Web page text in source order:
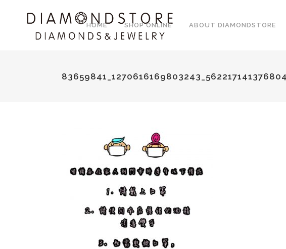
HOME SHOP ONLINE ABOUT DIAMONDSTORE